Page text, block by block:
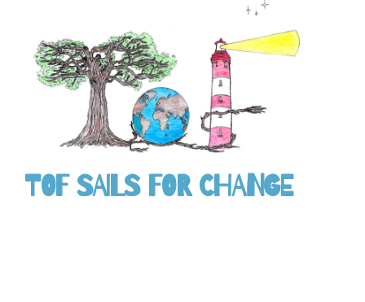
TOF SAILS FOR CHANGE